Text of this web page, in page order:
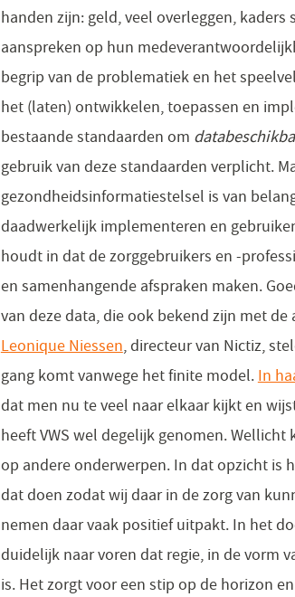
handen zijn: geld, veel overleggen,
aanspreken op hun
begrip van de problematiek en het
het (laten) ontwikkelen, toepassen en
bestaande standaarden om
gebruik van deze standaarden verplicht.
gezondheidsinformatiestelsel is van
daadwerkelijk implementeren en
houdt in dat de zorggebruikers en -
en samenhangende afspraken maken.
van deze data, die ook bekend zijn met
Leonique Niessen, directeur van Nictiz,
gang komt vanwege het finite model. In
dat men nu te veel naar elkaar kijkt en
heeft VWS wel degelijk genomen.
op andere onderwerpen. In dat opzicht is
dat doen zodat wij daar in de zorg van
nemen daar vaak positief uitpakt. In het
duidelijk naar voren dat regie, in de vorm
is. Het zorgt voor een stip op de horizon